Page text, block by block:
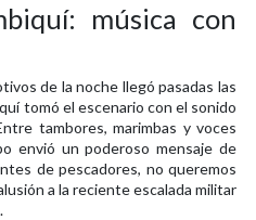
música con
de la noche llegó pasadas las
tomó el escenario con el sonido
tambores, marimbas y voces
envió un poderoso mensaje de
de pescadores, no queremos
a la reciente escalada militar